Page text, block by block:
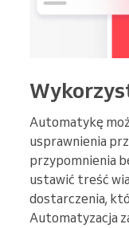
Automatykę
usprawnienia
przypomnienia
ustawić treść
dostarczenia,
Automatyzacja